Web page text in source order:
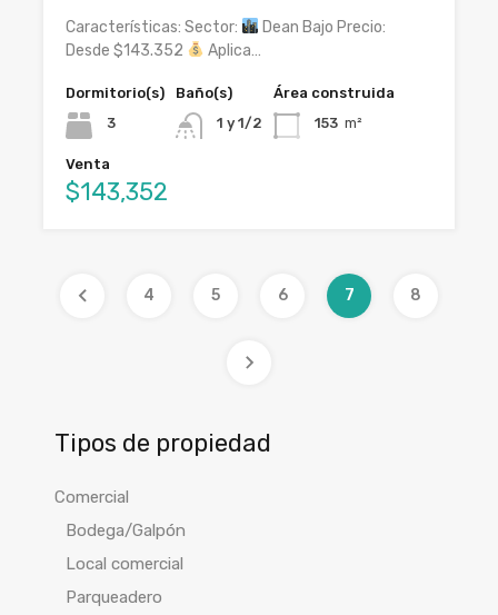
Características: Sector:
Dean Bajo Precio:
Desde $143.352
Aplica…
Dormitorio(s)
3
Baño(s)
1 y 1/2
Área construida
153 m²
Venta
$143,352
4 5 6 7 8
Tipos de propiedad
Comercial
Bodega/Galpón
Local comercial
Parqueadero